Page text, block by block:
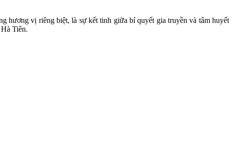
hương vị riêng biệt, là sự kết tinh giữa bí quyết gia truyền và tâm huyết
Tiên.